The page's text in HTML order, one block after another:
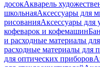
досокАкварель
школьнаяАксессуары для
рисованияАксессуары для
кофеварок и кофемашин
и расходные материалы
расходные материалы для
для оптических приборов